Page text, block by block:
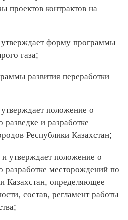
проектов контрактов на
форму программы
газа;
развития переработки
положение о
и разработке
Республики Казахстан;
утверждает положение о
разработке месторождений по
Казахстан, определяющее
состав, регламент работы